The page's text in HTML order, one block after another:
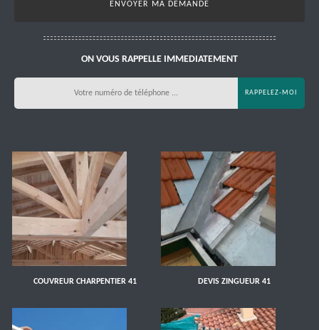
ON VOUS RAPPELLE IMMEDIATEMENT
COUVREUR CHARPENTIER 41 DEVIS ZINGUEUR 41